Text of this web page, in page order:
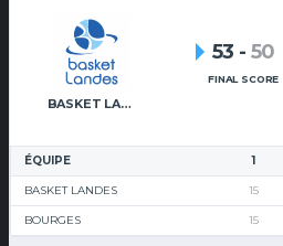
BASKET LANDES
53 - 50
FINAL SCORE
ÉQUIPE 1
BASKET LANDES 15
BOURGES 15